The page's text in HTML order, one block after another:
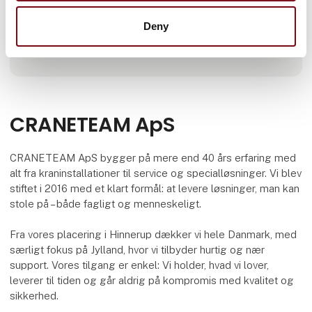
Deny
CRANETEAM ApS
CRANETEAM ApS bygger på mere end 40 års erfaring med
alt fra kraninstallationer til service og specialløsninger. Vi blev
stiftet i 2016 med et klart formål: at levere løsninger, man kan
stole på – både fagligt og menneskeligt.
Fra vores placering i Hinnerup dækker vi hele Danmark, med
særligt fokus på Jylland, hvor vi tilbyder hurtig og nær
support. Vores tilgang er enkel: Vi holder, hvad vi lover,
leverer til tiden og går aldrig på kompromis med kvalitet og
sikkerhed.